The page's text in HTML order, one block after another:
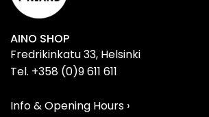
AINO SHOP
Fredrikinkatu 33, Helsinki
Tel. +358 (0)9 611 611
Info & Opening Hours ›